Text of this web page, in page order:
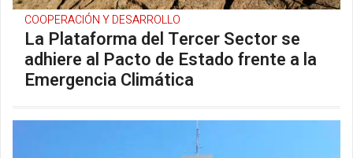
COOPERACIÓN Y DESARROLLO
La Plataforma del Tercer Sector se
adhiere al Pacto de Estado frente a la
Emergencia Climática